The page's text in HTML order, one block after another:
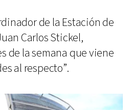
de la Estación de
Carlos Stickel,
de la semana que viene
al respecto”.